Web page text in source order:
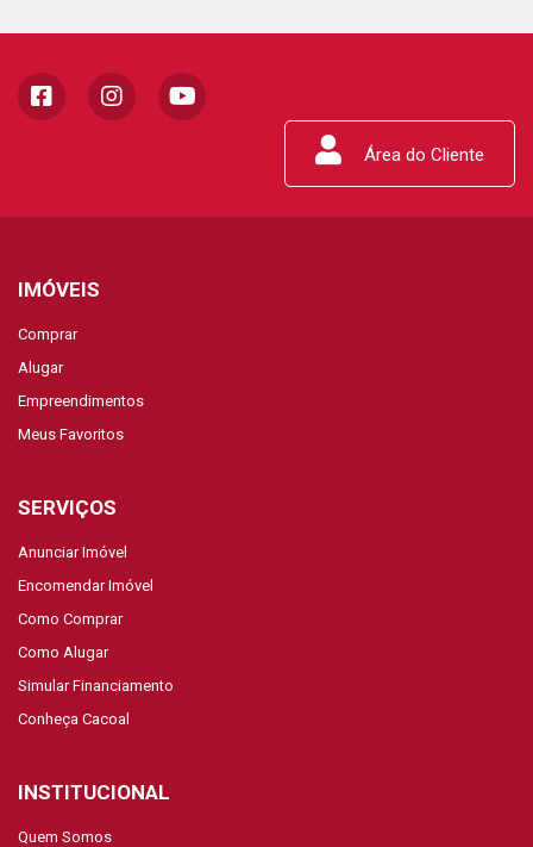
Área do Cliente
IMÓVEIS
Comprar
Alugar
Empreendimentos
Meus Favoritos
SERVIÇOS
Anunciar Imóvel
Encomendar Imóvel
Como Comprar
Como Alugar
Simular Financiamento
Conheça Cacoal
INSTITUCIONAL
Quem Somos